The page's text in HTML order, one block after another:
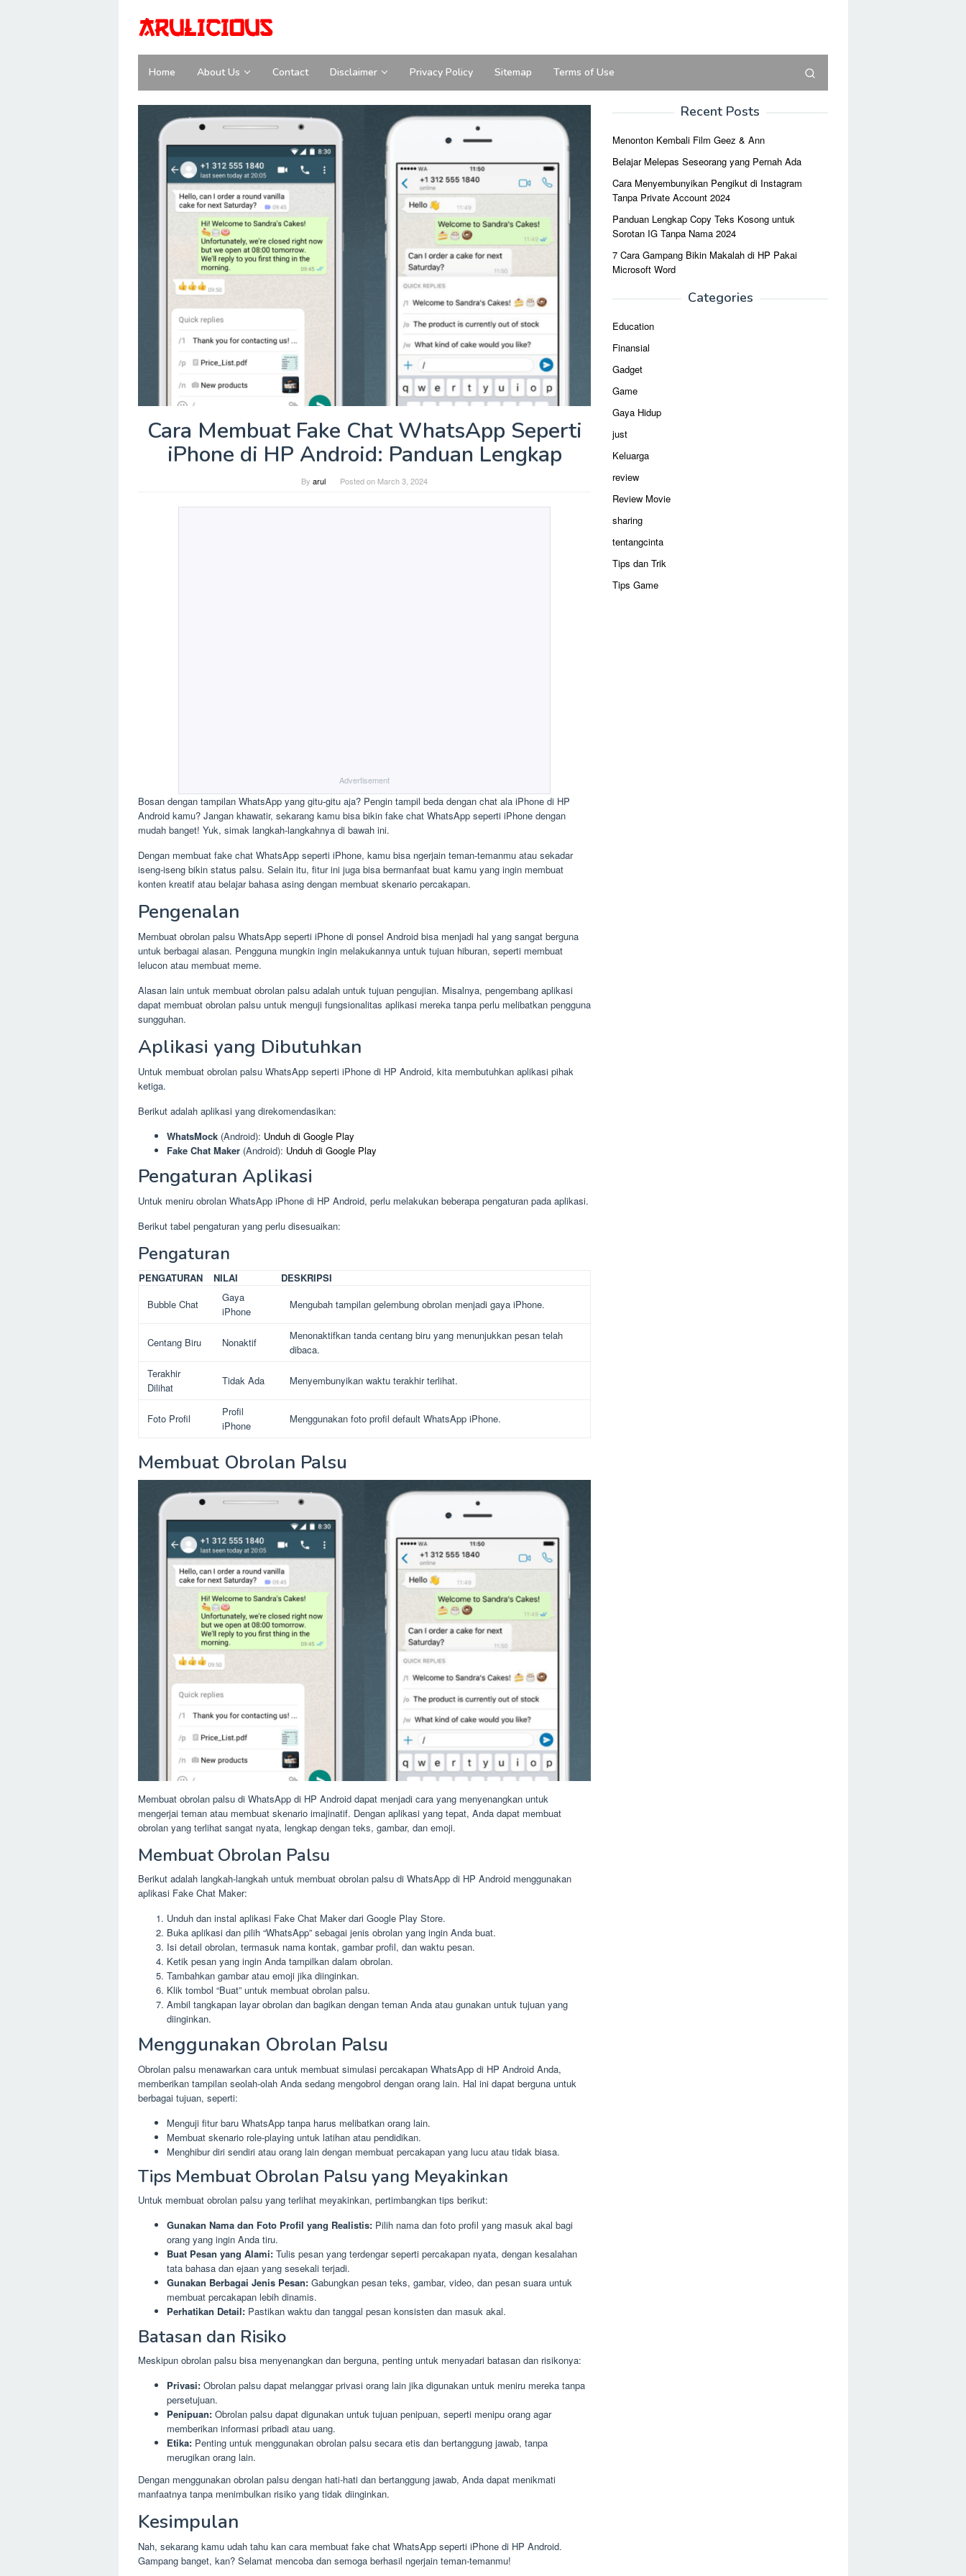
content
Home About Us Contact Disclaimer Privacy Policy Sitemap Terms of Use
Cara Membuat Fake Chat WhatsApp Seperti
iPhone di HP Android: Panduan Lengkap
By arul Posted on March 3, 2024
Advertisement
Bosan dengan tampilan WhatsApp yang gitu-gitu aja? Pengin tampil beda dengan chat ala iPhone di HP
Android kamu? Jangan khawatir, sekarang kamu bisa bikin fake chat WhatsApp seperti iPhone dengan
mudah banget! Yuk, simak langkah-langkahnya di bawah ini.
Dengan membuat fake chat WhatsApp seperti iPhone, kamu bisa ngerjain teman-temanmu atau sekadar
iseng-iseng bikin status palsu. Selain itu, fitur ini juga bisa bermanfaat buat kamu yang ingin membuat
konten kreatif atau belajar bahasa asing dengan membuat skenario percakapan.
Pengenalan
Membuat obrolan palsu WhatsApp seperti iPhone di ponsel Android bisa menjadi hal yang sangat berguna
untuk berbagai alasan. Pengguna mungkin ingin melakukannya untuk tujuan hiburan, seperti membuat
lelucon atau membuat meme.
Alasan lain untuk membuat obrolan palsu adalah untuk tujuan pengujian. Misalnya, pengembang aplikasi
dapat membuat obrolan palsu untuk menguji fungsionalitas aplikasi mereka tanpa perlu melibatkan pengguna
sungguhan.
Aplikasi yang Dibutuhkan
Untuk membuat obrolan palsu WhatsApp seperti iPhone di HP Android, kita membutuhkan aplikasi pihak
ketiga.
Berikut adalah aplikasi yang direkomendasikan:
WhatsMock (Android): Unduh di Google Play
Fake Chat Maker (Android): Unduh di Google Play
Pengaturan Aplikasi
Untuk meniru obrolan WhatsApp iPhone di HP Android, perlu melakukan beberapa pengaturan pada aplikasi.
Berikut tabel pengaturan yang perlu disesuaikan:
Pengaturan
PENGATURAN NILAI
DESKRIPSI
Bubble Chat
Gaya
iPhone
Mengubah tampilan gelembung obrolan menjadi gaya iPhone.
Centang Biru Nonaktif
Menonaktifkan tanda centang biru yang menunjukkan pesan telah
dibaca.
Terakhir
Dilihat
Tidak Ada Menyembunyikan waktu terakhir terlihat.
Foto Profil
Profil
iPhone
Menggunakan foto profil default WhatsApp iPhone.
Membuat Obrolan Palsu
Membuat obrolan palsu di WhatsApp di HP Android dapat menjadi cara yang menyenangkan untuk
mengerjai teman atau membuat skenario imajinatif. Dengan aplikasi yang tepat, Anda dapat membuat
obrolan yang terlihat sangat nyata, lengkap dengan teks, gambar, dan emoji.
Membuat Obrolan Palsu
Berikut adalah langkah-langkah untuk membuat obrolan palsu di WhatsApp di HP Android menggunakan
aplikasi Fake Chat Maker:
Unduh dan instal aplikasi Fake Chat Maker dari Google Play Store.
Buka aplikasi dan pilih “WhatsApp” sebagai jenis obrolan yang ingin Anda buat.
Isi detail obrolan, termasuk nama kontak, gambar profil, dan waktu pesan.
Ketik pesan yang ingin Anda tampilkan dalam obrolan.
Tambahkan gambar atau emoji jika diinginkan.
Klik tombol “Buat” untuk membuat obrolan palsu.
Ambil tangkapan layar obrolan dan bagikan dengan teman Anda atau gunakan untuk tujuan yang
diinginkan.
Menggunakan Obrolan Palsu
Obrolan palsu menawarkan cara untuk membuat simulasi percakapan WhatsApp di HP Android Anda,
memberikan tampilan seolah-olah Anda sedang mengobrol dengan orang lain. Hal ini dapat berguna untuk
berbagai tujuan, seperti:
Menguji fitur baru WhatsApp tanpa harus melibatkan orang lain.
Membuat skenario role-playing untuk latihan atau pendidikan.
Menghibur diri sendiri atau orang lain dengan membuat percakapan yang lucu atau tidak biasa.
Tips Membuat Obrolan Palsu yang Meyakinkan
Untuk membuat obrolan palsu yang terlihat meyakinkan, pertimbangkan tips berikut:
Gunakan Nama dan Foto Profil yang Realistis: Pilih nama dan foto profil yang masuk akal bagi
orang yang ingin Anda tiru.
Buat Pesan yang Alami: Tulis pesan yang terdengar seperti percakapan nyata, dengan kesalahan
tata bahasa dan ejaan yang sesekali terjadi.
Gunakan Berbagai Jenis Pesan: Gabungkan pesan teks, gambar, video, dan pesan suara untuk
membuat percakapan lebih dinamis.
Perhatikan Detail: Pastikan waktu dan tanggal pesan konsisten dan masuk akal.
Batasan dan Risiko
Meskipun obrolan palsu bisa menyenangkan dan berguna, penting untuk menyadari batasan dan risikonya:
Privasi: Obrolan palsu dapat melanggar privasi orang lain jika digunakan untuk meniru mereka tanpa
persetujuan.
Penipuan: Obrolan palsu dapat digunakan untuk tujuan penipuan, seperti menipu orang agar
memberikan informasi pribadi atau uang.
Etika: Penting untuk menggunakan obrolan palsu secara etis dan bertanggung jawab, tanpa
merugikan orang lain.
Dengan menggunakan obrolan palsu dengan hati-hati dan bertanggung jawab, Anda dapat menikmati
manfaatnya tanpa menimbulkan risiko yang tidak diinginkan.
Kesimpulan
Nah, sekarang kamu udah tahu kan cara membuat fake chat WhatsApp seperti iPhone di HP Android.
Gampang banget, kan? Selamat mencoba dan semoga berhasil ngerjain teman-temanmu!
Recent Posts
Menonton Kembali Film Geez & Ann
Belajar Melepas Seseorang yang Pernah Ada
Cara Menyembunyikan Pengikut di Instagram
Tanpa Private Account 2024
Panduan Lengkap Copy Teks Kosong untuk
Sorotan IG Tanpa Nama 2024
7 Cara Gampang Bikin Makalah di HP Pakai
Microsoft Word
Categories
Education
Finansial
Gadget
Game
Gaya Hidup
just
Keluarga
review
Review Movie
sharing
tentangcinta
Tips dan Trik
Tips Game